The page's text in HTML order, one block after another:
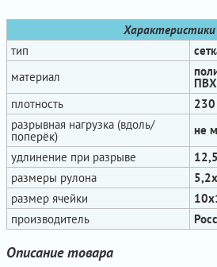
Характеристики
тип
материал
ПВХ
плотность
разрывная нагрузка (вдоль/
поперёк)
не
удлинение при разрыве
размеры рулона
размер ячейки
производитель
Описание товара